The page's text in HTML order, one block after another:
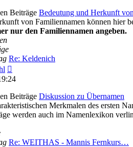
Bedeutung und Herkunft
von Familiennamen können hier
nur den Familiennamen angeben.
Re: Keldenich
Beitrag
Diskussion zu Übernamen
Merkmalen des ersten
werden auch im Namenlexikon
Re: WEITHAS - Mannis Fernkurs…